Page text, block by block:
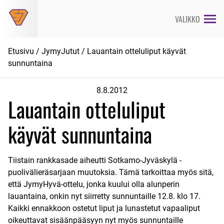
suoraan
VALIKKO
Etusivu / JymyJutut / Lauantain otteluliput käyvät
sunnuntaina
8.8.2012
Lauantain otteluliput
käyvät sunnuntaina
Tiistain rankkasade aiheutti Sotkamo-Jyväskylä -
puolivälieräsarjaan muutoksia. Tämä tarkoittaa myös sitä,
että JymyHyvä-ottelu, jonka kuului olla alunperin
lauantaina, onkin nyt siirretty sunnuntaille 12.8. klo 17.
Kaikki ennakkoon ostetut liput ja lunastetut vapaaliput
oikeuttavat sisäänpääsyyn nyt myös sunnuntaille